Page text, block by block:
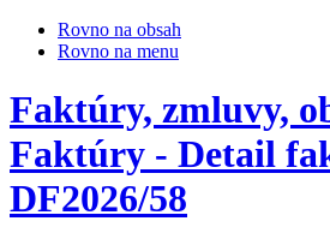
Rovno na obsah
Rovno na menu
Faktúry, zmluvy,
Faktúry - Detail
DF2026/58